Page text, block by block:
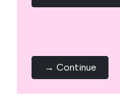
Continue →